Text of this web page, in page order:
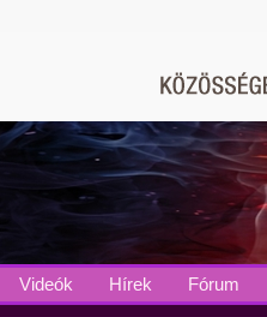
Videók Hírek Fórum